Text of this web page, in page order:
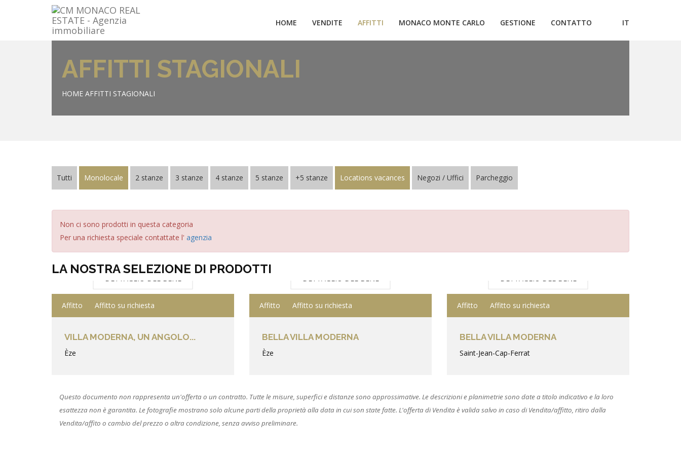
HOME VENDITE AFFITTI MONACO MONTE CARLO GESTIONE CONTATTO IT
AFFITTI STAGIONALI
HOME AFFITTI STAGIONALI
Tutti Monolocale 2 stanze 3 stanze 4 stanze 5 stanze +5 stanze Locations vacances Negozi / Uffici Parcheggio
Non ci sono prodotti in questa categoria
Per una richiesta speciale contattate l' agenzia
LA NOSTRA SELEZIONE DI PRODOTTI
DETTAGLIO DEL BENE
Affitto Affitto su richiesta
VILLA MODERNA, UN ANGOLO...
Èze
DETTAGLIO DEL BENE
Affitto Affitto su richiesta
BELLA VILLA MODERNA
Èze
DETTAGLIO DEL BENE
Affitto Affitto su richiesta
BELLA VILLA MODERNA
Saint-Jean-Cap-Ferrat
Questo documento non rappresenta un'offerta o un contratto. Tutte le misure, superfici e distanze sono approssimative. Le descrizioni e planimetrie sono date a titolo indicativo e la loro
esattezza non è garantita. Le fotografie mostrano solo alcune parti della proprietà alla data in cui son state fatte. L'offerta di Vendita è valida salvo in caso di Vendita/affitto, ritiro dalla
Vendita/affito o cambio del prezzo o altra condizione, senza avviso preliminare.